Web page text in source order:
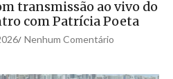
transmissão ao vivo do
com Patrícia Poeta
/ Nenhum Comentário